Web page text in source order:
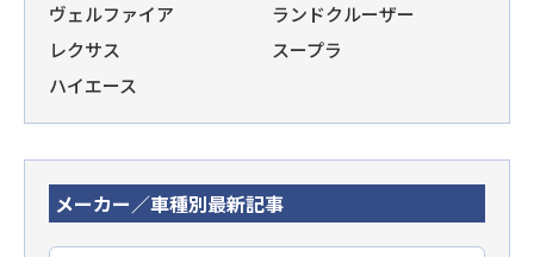
ヴェルファイア
ランドクルーザー
レクサス
スープラ
ハイエース
メーカー／車種別最新記事